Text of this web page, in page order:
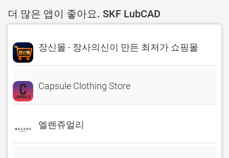
더 많은 앱이 좋아요. SKF LubCAD
장신몰 - 장사의신이 만든 최저가 쇼핑몰
Capsule Clothing Store
엘렌쥬얼리